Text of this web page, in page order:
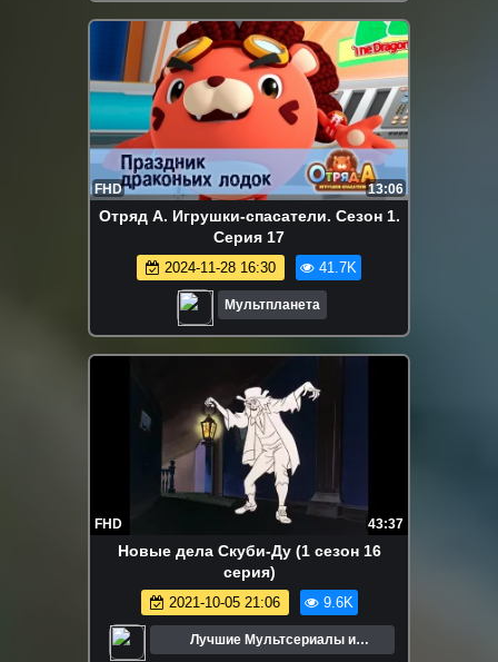
FHD 13:06
Отряд А. Игрушки-спасатели. Сезон 1.
Серия 17
2024-11-28 16:30 41.7K
Мультпланета
FHD 43:37
Новые дела Скуби-Ду (1 сезон 16
серия)
2021-10-05 21:06 9.6K
Лучшие Мультсериалы и